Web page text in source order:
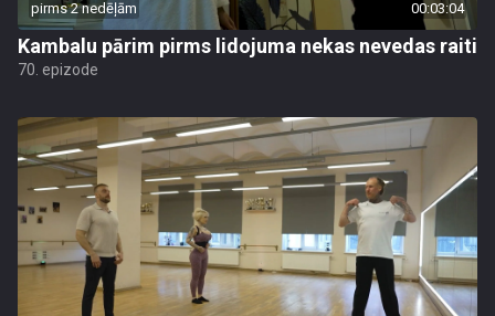
pirms 2 nedēļām 00:03:04
Kambalu pārim pirms lidojuma nekas nevedas raiti
70. epizode